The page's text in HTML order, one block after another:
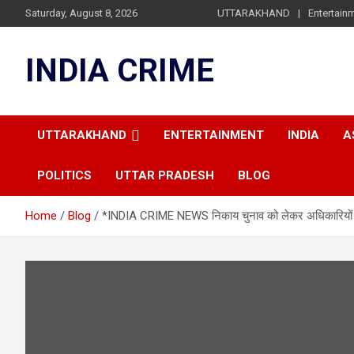
to
Saturday, August 8, 2026 UTTARAKHAND
INDIA CRIME
UTTARAKHAND ENTERTAINMENT INDIA
POLITICS UTTAR PRADESH BLOG
Home Blog *INDIA CRIME NEWS निकाय चुनाव को लेकर अधिकारियों